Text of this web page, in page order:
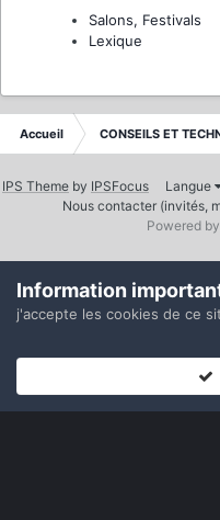
Salons, Festivals
Lexique
Accueil CONSEILS ET
IPS Theme by IPSFocus Langue
Nous contacter (invités,
Powered
Information
j'accepte les cookies de ce